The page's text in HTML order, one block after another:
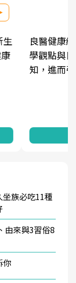
發，透過醫
健康的認
坐族必吃11種
由來與3習俗8
你